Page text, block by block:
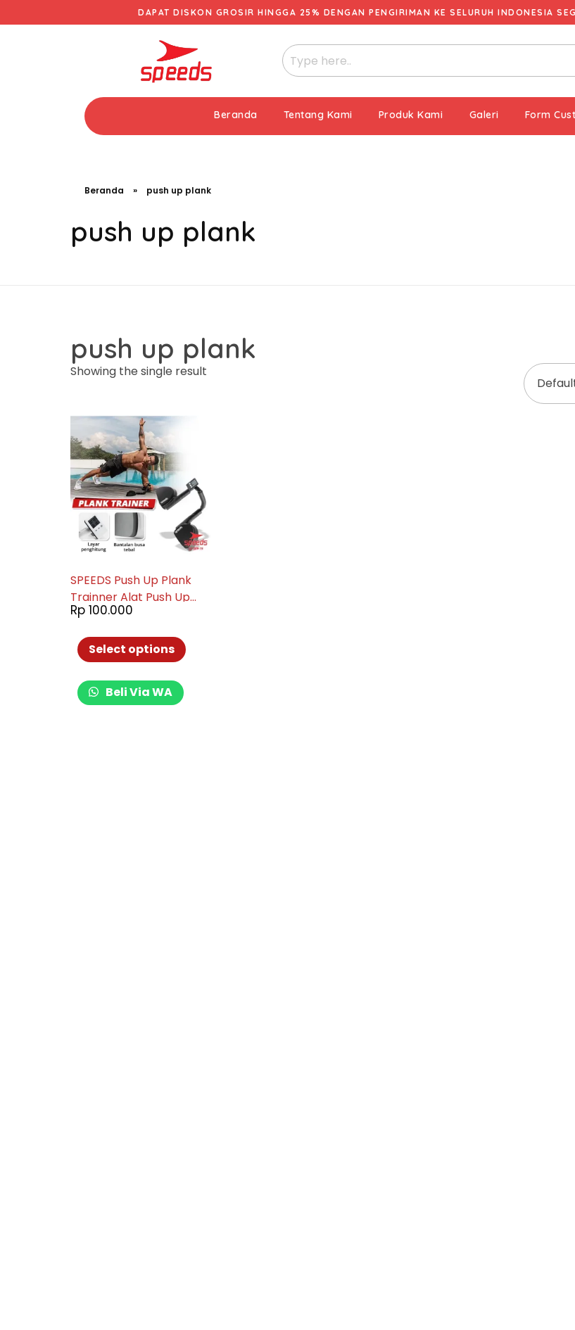
DAPAT DISKON GROSIR HINGGA 25% DENGAN PENGIRIMAN KE SELURUH INDONESIA
Beranda Tentang Kami Produk Kami Galeri Form
Beranda » push up plank
push up plank
push up plank
Showing the single result
SPEEDS Push Up Plank
Trainner Alat Push Up
Penahan Siku Display
Rp 100.000
Select options
Beli Via WA